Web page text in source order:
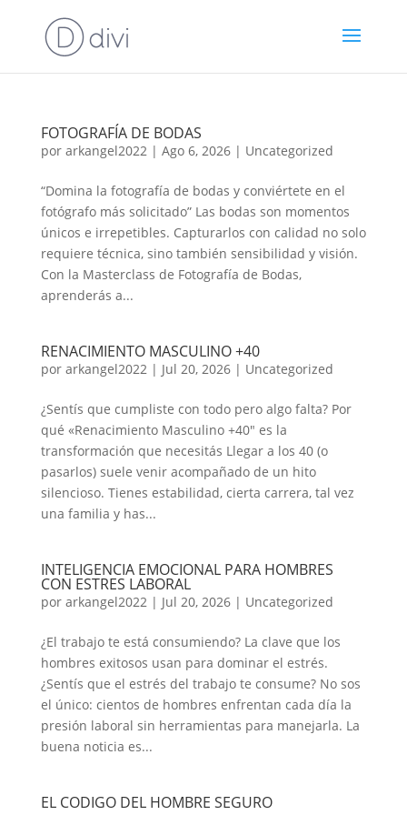
FOTOGRAFÍA DE BODAS
por arkangel2022| Ago 6, 2026| Uncategorized
“Domina la fotografía de bodas y conviértete en el
fotógrafo más solicitado” Las bodas son momentos
únicos e irrepetibles. Capturarlos con calidad no solo
requiere técnica, sino también sensibilidad y visión.
Con la Masterclass de Fotografía de Bodas,
aprenderás a...
RENACIMIENTO MASCULINO +40
por arkangel2022| Jul 20, 2026| Uncategorized
¿Sentís que cumpliste con todo pero algo falta? Por
qué «Renacimiento Masculino +40″ es la
transformación que necesitás Llegar a los 40 (o
pasarlos) suele venir acompañado de un hito
silencioso. Tienes estabilidad, cierta carrera, tal vez
una familia y has...
INTELIGENCIA EMOCIONAL PARA HOMBRES
CON ESTRES LABORAL
por arkangel2022| Jul 20, 2026| Uncategorized
¿El trabajo te está consumiendo? La clave que los
hombres exitosos usan para dominar el estrés.
¿Sentís que el estrés del trabajo te consume? No sos
el único: cientos de hombres enfrentan cada día la
presión laboral sin herramientas para manejarla. La
buena noticia es...
EL CODIGO DEL HOMBRE SEGURO